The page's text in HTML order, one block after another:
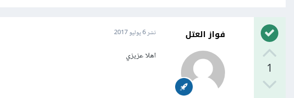
1
فواز العتل نشر6 يوليو 2017
اهلا عزيزي